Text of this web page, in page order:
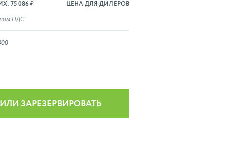
75 086 ₽ ЦЕНА ДЛЯ ДИЛЕРОВ
НДС
ЗАРЕЗЕРВИРОВАТЬ